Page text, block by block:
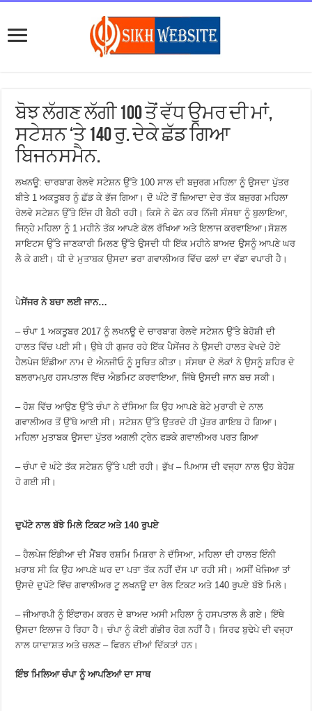
ਬੋਝ ਲੱਗਣ ਲੱਗੀ 100 ਤੋਂ ਵੱਧ ਉਮਰ ਦੀ ਮਾਂ,
ਸਟੇਸ਼ਨ ‘ਤੇ 140 ਰੁ. ਦੇਕੇ ਛੱਡ ਗਿਆ
ਬਿਜਨਸਮੈਨ.
ਲਖਨਊ: ਚਾਰਬਾਗ ਰੇਲਵੇ ਸਟੇਸ਼ਨ ਉੱਤੇ 100 ਸਾਲ ਦੀ ਬਜੁਰਗ ਮਹਿਲਾ ਨੂੰ ਉਸਦਾ ਪੁੱਤਰ
ਬੀਤੇ 1 ਅਕਤੂਬਰ ਨੂੰ ਛੱਡ ਕੇ ਭੱਜ ਗਿਆ। ਦੋ ਘੰਟੇ ਤੋਂ ਜ਼ਿਆਦਾ ਦੇਰ ਤੱਕ ਬਜੁਰਗ ਮਹਿਲਾ
ਰੇਲਵੇ ਸਟੇਸ਼ਨ ਉੱਤੇ ਇੰਜ ਹੀ ਬੈਠੀ ਰਹੀ। ਕਿਸੇ ਨੇ ਫੋਨ ਕਰ ਨਿੱਜੀ ਸੰਸਥਾ ਨੂੰ ਬੁਲਾਇਆ,
ਜਿਨ੍ਹੇ ਮਹਿਲਾ ਨੂੰ 1 ਮਹੀਨੇ ਤੱਕ ਆਪਣੇ ਕੋਲ ਰੱਖਿਆ ਅਤੇ ਇਲਾਜ ਕਰਵਾਇਆ।ਸੋਸ਼ਲ
ਸਾਇਟਸ ਉੱਤੇ ਜਾਣਕਾਰੀ ਮਿਲਣ ਉੱਤੇ ਉਸਦੀ ਧੀ ਇੱਕ ਮਹੀਨੇ ਬਾਅਦ ਉਸਨੂੰ ਆਪਣੇ ਘਰ
ਲੈ ਕੇ ਗਈ। ਧੀ ਦੇ ਮੁਤਾਬਕ ਉਸਦਾ ਭਰਾ ਗਵਾਲੀਅਰ ਵਿੱਚ ਫਲਾਂ ਦਾ ਵੱਡਾ ਵਪਾਰੀ ਹੈ।
ਪੈਸੇਂਜਰ ਨੇ ਬਚਾ ਲਈ ਜਾਨ…
– ਚੰਪਾ 1 ਅਕਤੂਬਰ 2017 ਨੂੰ ਲਖਨਊ ਦੇ ਚਾਰਬਾਗ ਰੇਲਵੇ ਸਟੇਸ਼ਨ ਉੱਤੇ ਬੇਹੋਸ਼ੀ ਦੀ
ਹਾਲਤ ਵਿੱਚ ਪਈ ਸੀ। ਉਥੇ ਹੀ ਗੁਜਰ ਰਹੇ ਇੱਕ ਪੈਸੇਂਜਰ ਨੇ ਉਸਦੀ ਹਾਲਤ ਵੇਖਦੇ ਹੋਏ
ਹੈਲਪੇਜ ਇੰਡੀਆ ਨਾਮ ਦੇ ਐਨਜੀਓ ਨੂੰ ਸੂਚਿਤ ਕੀਤਾ। ਸੰਸਥਾ ਦੇ ਲੋਕਾਂ ਨੇ ਉਸਨੂੰ ਸ਼ਹਿਰ ਦੇ
ਬਲਰਾਮਪੁਰ ਹਸਪਤਾਲ ਵਿੱਚ ਐਡਮਿਟ ਕਰਵਾਇਆ, ਜਿੱਥੇ ਉਸਦੀ ਜਾਨ ਬਚ ਸਕੀ।
– ਹੋਸ਼ ਵਿੱਚ ਆਉਣ ਉੱਤੇ ਚੰਪਾ ਨੇ ਦੱਸਿਆ ਕਿ ਉਹ ਆਪਣੇ ਬੇਟੇ ਮੁਰਾਰੀ ਦੇ ਨਾਲ
ਗਵਾਲੀਅਰ ਤੋਂ ਉੱਥੇ ਆਈ ਸੀ। ਸਟੇਸ਼ਨ ਉੱਤੇ ਉਤਰਦੇ ਹੀ ਪੁੱਤਰ ਗਾਇਬ ਹੋ ਗਿਆ।
ਮਹਿਲਾ ਮੁਤਾਬਕ ਉਸਦਾ ਪੁੱਤਰ ਅਗਲੀ ਟ੍ਰੇਨ ਫੜਕੇ ਗਵਾਲੀਅਰ ਪਰਤ ਗਿਆ
– ਚੰਪਾ ਦੋ ਘੰਟੇ ਤੱਕ ਸਟੇਸ਼ਨ ਉੱਤੇ ਪਈ ਰਹੀ। ਭੁੱਖ – ਪਿਆਸ ਦੀ ਵਜ੍ਹਾ ਨਾਲ ਉਹ ਬੇਹੋਸ਼
ਹੋ ਗਈ ਸੀ।
ਦੁਪੱਟੇ ਨਾਲ ਬੱਝੇ ਮਿਲੇ ਟਿਕਟ ਅਤੇ 140 ਰੁਪਏ
– ਹੈਲਪੇਜ ਇੰਡੀਆ ਦੀ ਮੇੈਂਬਰ ਰਸ਼ਮਿ ਮਿਸ਼ਰਾ ਨੇ ਦੱਸਿਆ, ਮਹਿਲਾ ਦੀ ਹਾਲਤ ਇੰਨੀ
ਖ਼ਰਾਬ ਸੀ ਕਿ ਉਹ ਆਪਣੇ ਘਰ ਦਾ ਪਤਾ ਤੱਕ ਨਹੀਂ ਦੱਸ ਪਾ ਰਹੀ ਸੀ। ਅਸੀਂ ਖੋਜਿਆ ਤਾਂ
ਉਸਦੇ ਦੁਪੱਟੇ ਵਿੱਚ ਗਵਾਲੀਅਰ ਟੂ ਲਖਨਊ ਦਾ ਰੇਲ ਟਿਕਟ ਅਤੇ 140 ਰੁਪਏ ਬੱਝੇ ਮਿਲੇ।
– ਜੀਆਰਪੀ ਨੂੰ ਇੰਫਾਰਮ ਕਰਨ ਦੇ ਬਾਅਦ ਅਸੀ ਮਹਿਲਾ ਨੂੰ ਹਸਪਤਾਲ ਲੈ ਗਏ। ਇੱਥੇ
ਉਸਦਾ ਇਲਾਜ ਹੋ ਰਿਹਾ ਹੈ। ਚੰਪਾ ਨੂੰ ਕੋਈ ਗੰਭੀਰ ਰੋਗ ਨਹੀਂ ਹੈ। ਸਿਰਫ ਬੁਢੇਪੇ ਦੀ ਵਜ੍ਹਾ
ਨਾਲ ਯਾਦਾਸ਼ਤ ਅਤੇ ਚਲਣ – ਫਿਰਨ ਦੀਆਂ ਦਿੱਕਤਾਂ ਹਨ।
ਇੰਝ ਮਿਲਿਆ ਚੰਪਾ ਨੂੰ ਆਪਣਿਆਂ ਦਾ ਸਾਥ